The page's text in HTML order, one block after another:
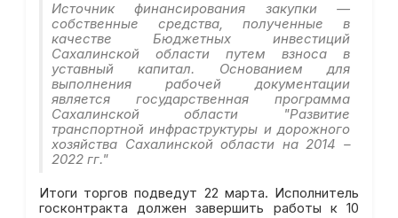
Источник финансирования закупки —
собственные средства, полученные в
качестве Бюджетных инвестиций
Сахалинской области путем взноса в
уставный капитал. Основанием для
выполнения рабочей документации
является государственная программа
Сахалинской области "Развитие
транспортной инфраструктуры и дорожного
хозяйства Сахалинской области на 2014 –
2022 гг."
Итоги торгов подведут 22 марта. Исполнитель
госконтракта должен завершить работы к 10